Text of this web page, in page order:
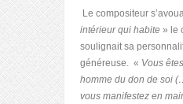
Le compositeur
intérieur qui habite » le
soulignait sa
généreuse. « Vous
homme du don de soi
vous manifestez en